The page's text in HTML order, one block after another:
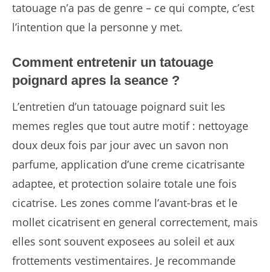
tatouage n’a pas de genre – ce qui compte, c’est
l’intention que la personne y met.
Comment entretenir un tatouage
poignard apres la seance ?
L’entretien d’un tatouage poignard suit les
memes regles que tout autre motif : nettoyage
doux deux fois par jour avec un savon non
parfume, application d’une creme cicatrisante
adaptee, et protection solaire totale une fois
cicatrise. Les zones comme l’avant-bras et le
mollet cicatrisent en general correctement, mais
elles sont souvent exposees au soleil et aux
frottements vestimentaires. Je recommande